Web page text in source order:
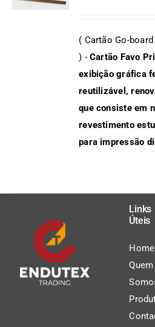
( Cartão Go-
) -Cartão Favo
exibição gráfica
reutilizável,
que consiste em
revestimento
para impressão
Links
Úteis
Home
Quem